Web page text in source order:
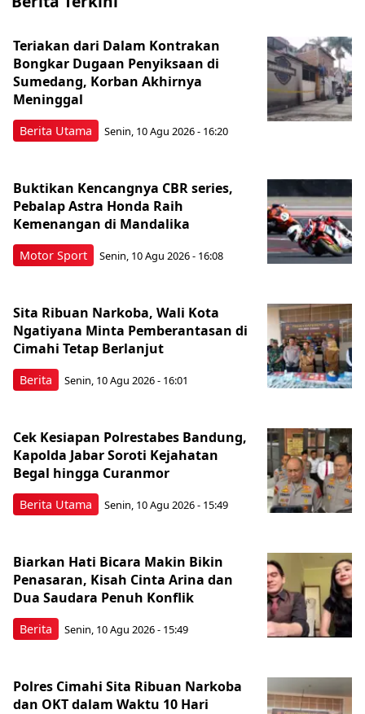
Berita Utama
Teriakan dari Dalam Kontrakan
Bongkar Dugaan Penyiksaan di
Sumedang, Korban Akhirnya
Meninggal
Senin, 10 Agu 2026 - 16:20
Motor Sport
Buktikan Kencangnya CBR series,
Pebalap Astra Honda Raih
Kemenangan di Mandalika
Senin, 10 Agu 2026 - 16:08
Berita
Sita Ribuan Narkoba, Wali Kota
Ngatiyana Minta Pemberantasan di
Cimahi Tetap Berlanjut
Senin, 10 Agu 2026 - 16:01
Berita Utama
Cek Kesiapan Polrestabes Bandung,
Kapolda Jabar Soroti Kejahatan
Begal hingga Curanmor
Senin, 10 Agu 2026 - 15:49
Berita
Biarkan Hati Bicara Makin Bikin
Penasaran, Kisah Cinta Arina dan
Dua Saudara Penuh Konflik
Senin, 10 Agu 2026 - 15:49
Polres Cimahi Sita Ribuan Narkoba
dan OKT dalam Waktu 10 Hari